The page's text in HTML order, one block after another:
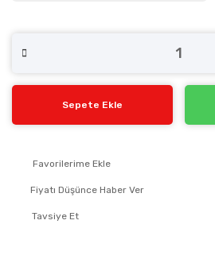
Sepete Ekle
Fiyatı Düşünce Haber Ver
Tavsiye Et